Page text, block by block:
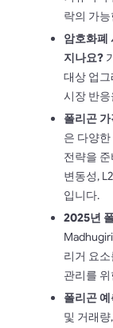
락의 가
암호화폐
지나요?
대상 업
시장 반
폴리곤
은 다양
전략을
변동성,
입니다.
2025년
리거 요
관리를
폴리곤
및 거래